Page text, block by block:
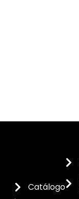
Catálogo